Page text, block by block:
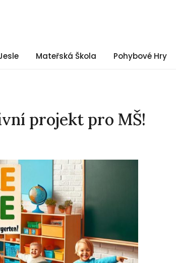
Mateřská Škola Pohybové Hry
projekt pro MŠ!